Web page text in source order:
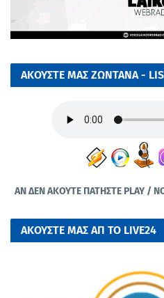
ΑΚΟΥΣΤΕ ΜΑΣ ΖΩΝΤΑΝΑ -
ΑΝ ΔΕΝ ΑΚΟΥΤΕ ΠΑΤΗΣΤΕ PLAY / NO
ΑΚΟΥΣΤΕ ΜΑΣ ΑΠ ΤΟ LIVE24